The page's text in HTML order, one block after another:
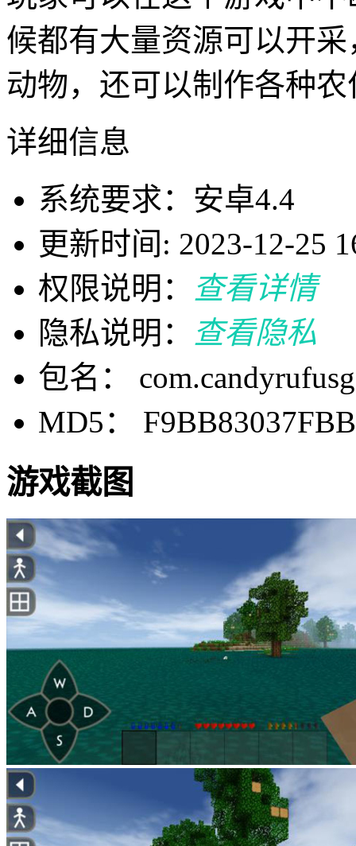
候都有大量资源可以开
动物，还可以制作各种
详细信息
系统要求：安卓4.4
更新时间: 2023-12-25
权限说明：
查看详情
隐私说明：
查看隐私
包名：
MD5：
游戏截图